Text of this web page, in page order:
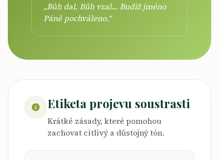
„Bůh dal, Bůh vzal... Budiž jméno
Páně pochváleno.“
Etiketa projevu soustrasti
Krátké zásady, které pomohou
zachovat citlivý a důstojný tón.